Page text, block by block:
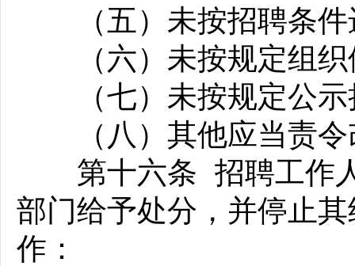
（五）未按招聘条件
（六）未按规定组织
（七）未按规定公示
（八）其他应当责令
第十六条 招聘工作人
部门给予处分，并停止
作：